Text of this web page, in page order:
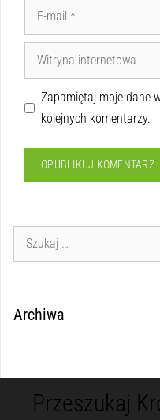
Zapamiętaj moje dane
kolejnych komentarzy.
Archiwa
Przeszukaj